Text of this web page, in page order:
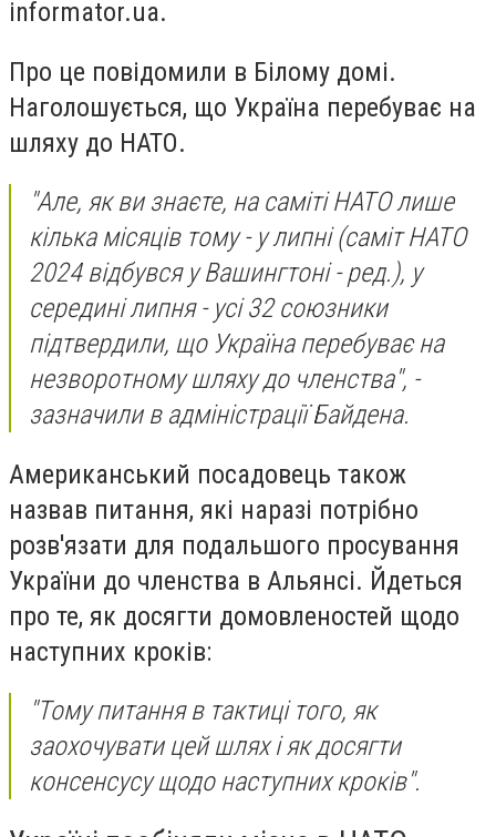
informator.ua.
Про це повідомили в Білому домі.
Наголошується, що Україна перебуває на
шляху до НАТО.
"Але, як ви знаєте, на саміті НАТО лише
кілька місяців тому - у липні (саміт НАТО
2024 відбувся у Вашингтоні - ред.), у
середині липня - усі 32 союзники
підтвердили, що Україна перебуває на
незворотному шляху до членства", -
зазначили в адміністрації Байдена.
Американський посадовець також
назвав питання, які наразі потрібно
розв'язати для подальшого просування
України до членства в Альянсі. Йдеться
про те, як досягти домовленостей щодо
наступних кроків:
"Тому питання в тактиці того, як
заохочувати цей шлях і як досягти
консенсусу щодо наступних кроків".